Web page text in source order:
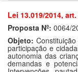
Lei 13.019/2014,
Proposta Nº: 0064/
Objeto:
participação e
autonomia das
demandas e